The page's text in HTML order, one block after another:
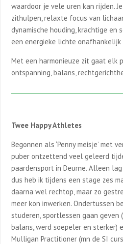
waardoor je vele uren kan rijden.
zithulpen, relaxte focus van
dynamische houding, krachtige en
een energieke lichte onafhankelijk
Met een harmonieuze zit gaat elk
ontspanning, balans,
Twee Happy Athletes
Begonnen als ‘Penny meisje’ met
puber ontzettend veel geleerd
paardensport in Deurne. Alleen
dus heb ik tijdens een stage zes
daarna wel rechtop, maar zo
meer kon inwerken. Ondertussen
studeren, sportlessen gaan geven
balans, werd soepeler en sterker)
Mulligan Practitioner (mn de SI